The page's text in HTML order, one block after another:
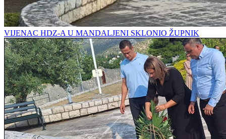
VIJENAC HDZ-A U MANDALJENI SKLONIO ŽUPNIK